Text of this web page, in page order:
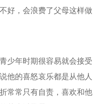
好，会浪费了父母这样做
少年时期很容易就会接受
他的喜怒哀乐都是从他人
常常只有自责，喜欢和他